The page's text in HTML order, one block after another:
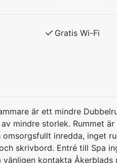
Gratis Wi-Fi
är ett mindre
mindre storlek. Rummet
inredda, inget
skrivbord. Entré till Spa